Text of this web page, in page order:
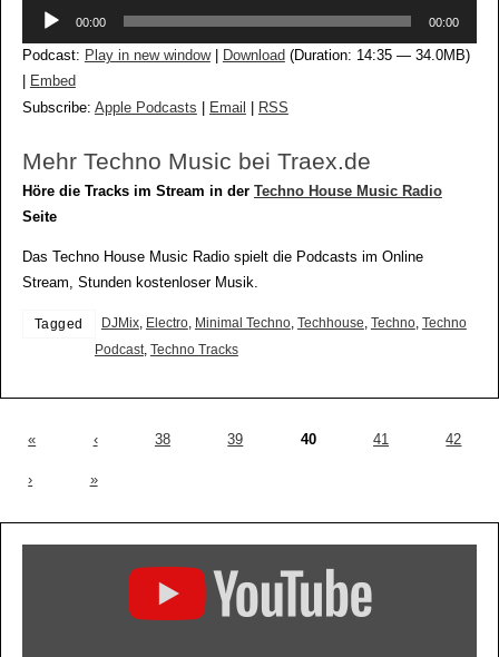
Audio-
00:00 00:00
Podcast: Play in new window| Download (Duration: 14:35 — 34.0MB)
Embed
Subscribe: Apple Podcasts Email RSS
Mehr Techno Music bei Traex.de
Höre die Tracks im Stream in der Techno House Music Radio
Seite
Das Techno House Music Radio spielt die Podcasts im Online
Stream, Stunden kostenloser Musik.
Tagged DJMix, Electro, Minimal Techno, Techhouse, Techno, Techno
Podcast, Techno Tracks
« ‹ 38 39 40 41 42
› »